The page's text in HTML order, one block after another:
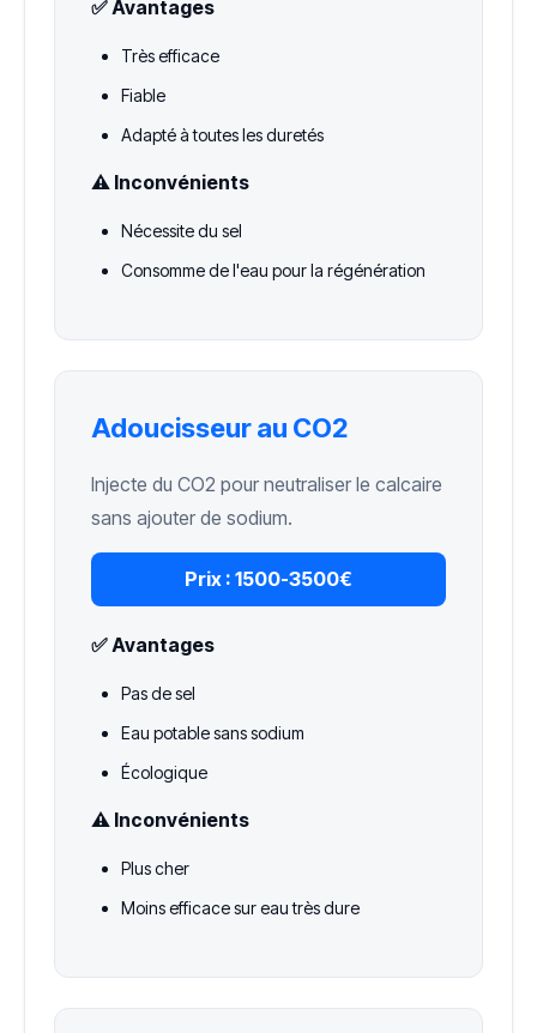
✅ Avantages
Très efficace
Fiable
Adapté à toutes les duretés
⚠️ Inconvénients
Nécessite du sel
Consomme de l'eau pour la régénération
Adoucisseur au CO2
Injecte du CO2 pour neutraliser le calcaire
sans ajouter de sodium.
Prix : 1500-3500€
✅ Avantages
Pas de sel
Eau potable sans sodium
Écologique
⚠️ Inconvénients
Plus cher
Moins efficace sur eau très dure